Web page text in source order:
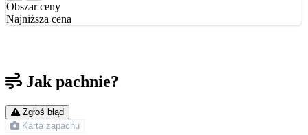
Obszar ceny
Najniższa cena
Jak pachnie?
Zgłoś błąd
Karta zapachu